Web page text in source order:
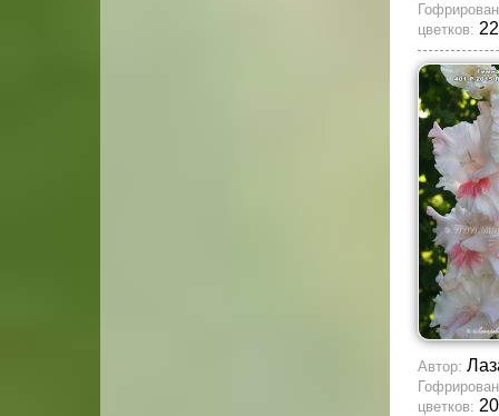
цветков:
Автор:
цветков: